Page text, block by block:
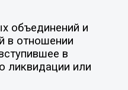
объединений и
в отношении
в
ликвидации или